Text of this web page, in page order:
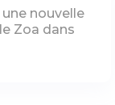
nouvelle
Zoa dans